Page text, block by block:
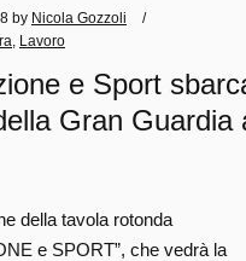
by Nicola Gozzoli
Lavoro
e Sport
Gran Guardia
della tavola rotonda
e SPORT”, che vedrà la